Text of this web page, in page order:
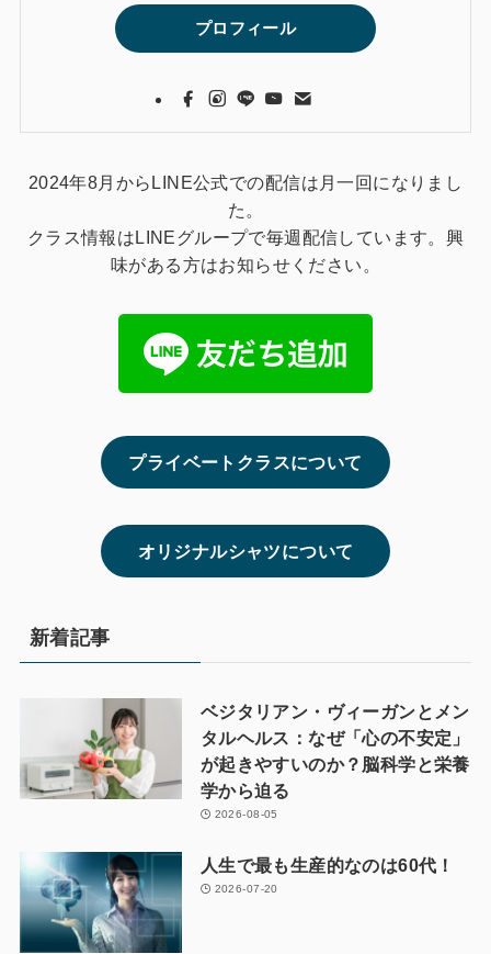
プロフィール
2024年8月からLINE公式での配信は月一回になりまし
た。
クラス情報はLINEグループで毎週配信しています。興
味がある方はお知らせください。
プライベートクラスについて
オリジナルシャツについて
新着記事
ベジタリアン・ヴィーガンとメン
タルヘルス：なぜ「心の不安定」
が起きやすいのか？脳科学と栄養
学から迫る
2026-08-05
人生で最も生産的なのは60代！
2026-07-20